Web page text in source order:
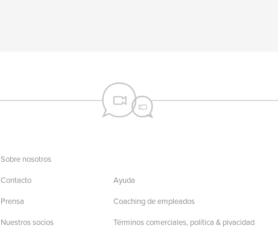
Sobre nosotros
Contacto
Prensa
Nuestros socios
Ayuda
Coaching de empleados
Términos comerciales, política & pivacidad